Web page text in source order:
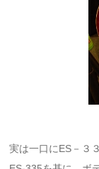
実は一口にES－３